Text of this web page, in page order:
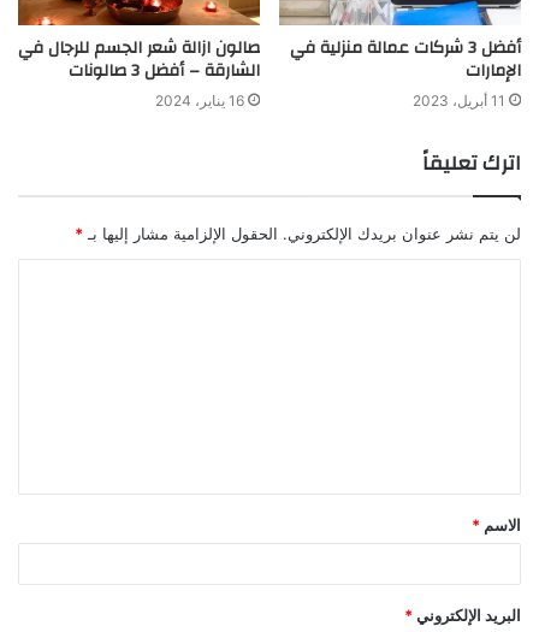
أفضل 3 شركات عمالة منزلية في
الإمارات
11 أبريل، 2023
صالون ازالة شعر الجسم للرجال في
الشارقة – أفضل 3 صالونات
16 يناير، 2024
اترك تعليقاً
لن يتم نشر عنوان بريدك الإلكتروني. الحقول الإلزامية مشار إليها بـ *
الاسم *
البريد الإلكتروني *